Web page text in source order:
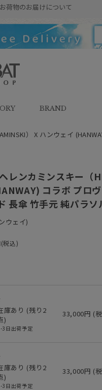
荷物のお届けについて
ンシ
BRAND
） X ハンウェイ
ヘレンカミンスキー
コラボ プロ
長傘 竹手元 純パラソ
ウェイ)
税込)
庫あり (残り 2
)
3日出荷予定
33,000円 (
庫あり (残り 2
)
3日出荷予定
33,000円 (